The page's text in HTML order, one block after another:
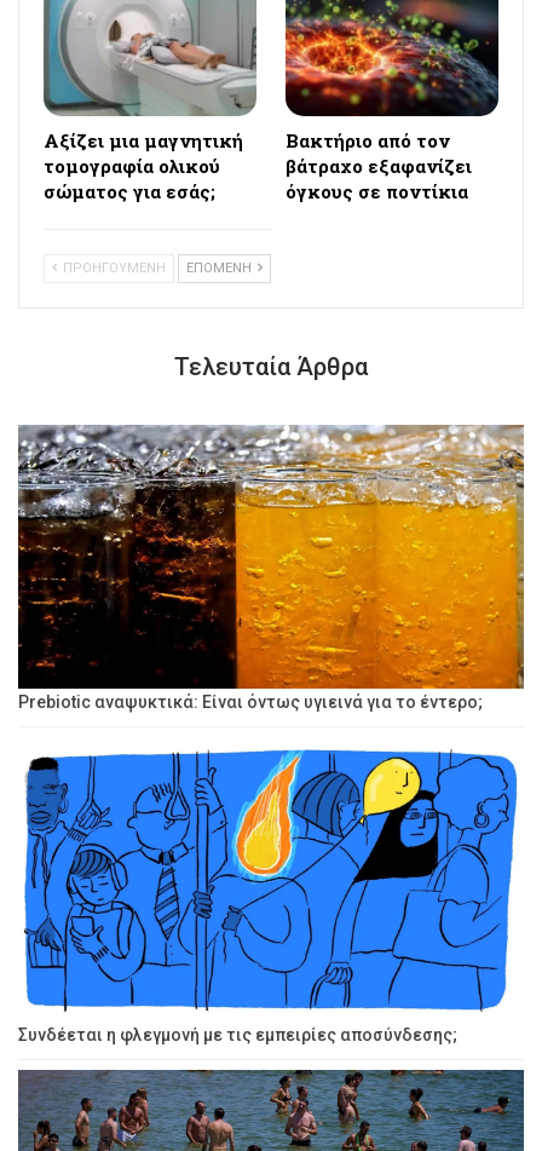
Αξίζει μια μαγνητική
τομογραφία ολικού
σώματος για εσάς;
Βακτήριο από τον
βάτραχο εξαφανίζει
όγκους σε ποντίκια
ΠΡΟΗΓΟΥΜΕΝΗ ΕΠΟΜΕΝΗ
Τελευταία Άρθρα
Prebiotic αναψυκτικά: Είναι όντως υγιεινά για το έντερο;
Συνδέεται η φλεγμονή με τις εμπειρίες αποσύνδεσης;